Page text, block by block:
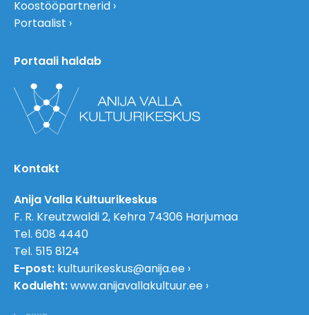
Koostööpartnerid
Portaalist
Portaali haldab
Kontakt
Anija Valla Kultuurikeskus
F. R. Kreutzwaldi 2, Kehra 74306 Harjumaa
Tel. 608 4440
Tel. 515 8124
E-post: kultuurikeskus@anija.ee
Koduleht:www.anijavallakultuur.ee